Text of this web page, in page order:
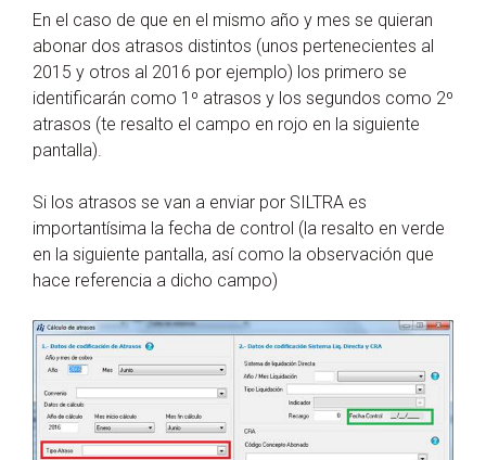
En el caso de que en el mismo año y mes se quieran
abonar dos atrasos distintos (unos pertenecientes al
2015 y otros al 2016 por ejemplo) los primero se
identificarán como 1º atrasos y los segundos como 2º
atrasos (te resalto el campo en rojo en la siguiente
pantalla).
Si los atrasos se van a enviar por SILTRA es
importantísima la fecha de control (la resalto en verde
en la siguiente pantalla, así como la observación que
hace referencia a dicho campo)